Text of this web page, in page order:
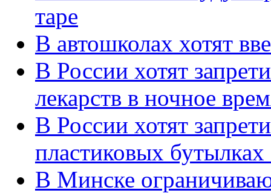
таре
В автошколах хотят
В России хотят
лекарств в ночное
В России хотят
пластиковых
В Минске